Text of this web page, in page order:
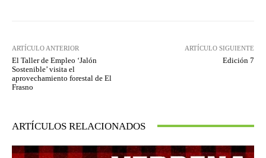
ARTÍCULO ANTERIOR
El Taller de Empleo ‘Jalón
Sostenible’ visita el
aprovechamiento forestal de El
Frasno
ARTÍCULO SIGUIENTE
Edición 7
ARTÍCULOS RELACIONADOS